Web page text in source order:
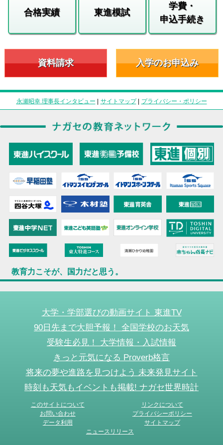
合格実績 東進模試
学費・
申込手続き
資料請求 入学のお申込み
永瀬昭幸 理事長インタビュー | サイトマップ| プライバシー・ポリシー
教育力こそが、国力だと思う。
大学・学部選びの動画サイト 東進TV
90日先まで大胆予報！ 全国学校のお天気
受験生必見！ 大学情報・入試情報
きっと元気になる Proverb格言
将来の夢や進路を見つけよう 未来発見サイト
時刻も天気もイベントも掲載! ナガセ世界時計
このサイトについて
リンクについて
お問い合わせ
プライバシーポリシー
データ利用
サイトマップ
ニュースリリース